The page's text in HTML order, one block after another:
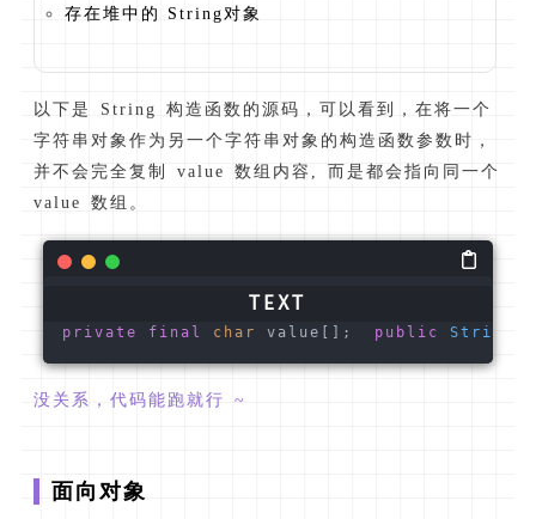
存在堆中的 String对象
以下是 String 构造函数的源码，可以看到，在将一个
字符串对象作为另一个字符串对象的构造函数参数时，
并不会完全复制 value 数组内容, 而是都会指向同一个
value 数组。
private final char value[]; public String
没关系，代码能跑就行 ~
面向对象